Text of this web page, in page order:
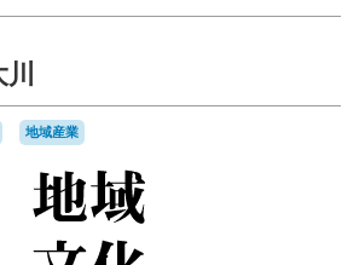
地域産業